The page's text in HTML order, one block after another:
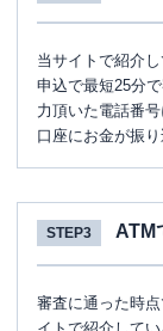
当サイトで紹介
申込で最短25分
力頂いた電話番
口座にお金が振り
STEP3 ATM
審査に通った時